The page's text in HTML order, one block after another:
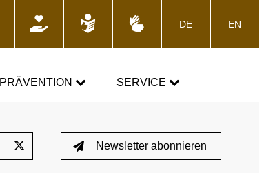
DE EN
PRÄVENTION
GEGEN DOPING
SERVICE
News Newsletter abonnieren